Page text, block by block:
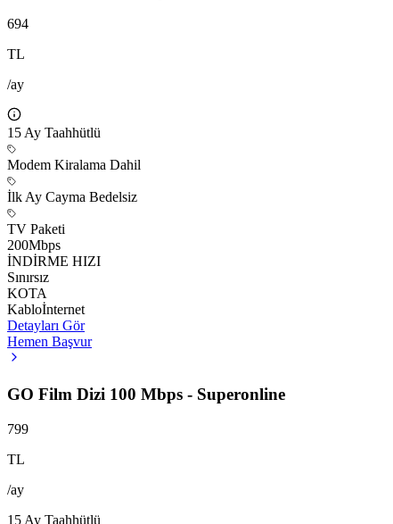
694
TL
/ay
15 Ay Taahhütlü
Modem Kiralama Dahil
İlk Ay Cayma Bedelsiz
TV Paketi
200Mbps
İNDİRME HIZI
Sınırsız
KOTA
Kabloİnternet
Detayları Gör
Hemen Başvur
GO Film Dizi 100 Mbps - Superonline
799
TL
/ay
15 Ay Taahhütlü